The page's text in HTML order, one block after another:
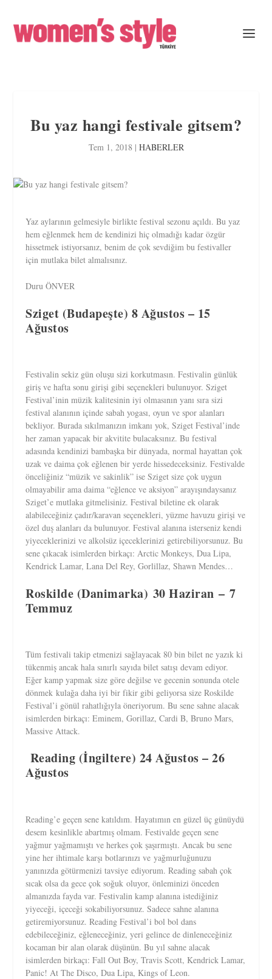
Bu yaz hangi festivale gitsem?
Tem 1, 2018| HABERLER
Yaz aylarının gelmesiyle birlikte festival sezonu açıldı. Bu yaz
hem eğlenmek hem de kendinizi hiç olmadığı kadar özgür
hissetmek istiyorsanız, benim de çok sevdiğim bu festivaller
için mutlaka bilet almalısınız.
Duru ÖNVER
Sziget (Budapeşte) 8 Ağustos – 15
Ağustos
Festivalin sekiz gün oluşu sizi korkutmasın. Festivalin günlük
giriş ve hafta sonu girişi gibi seçenekleri bulunuyor. Sziget
Festival’inin müzik kalitesinin iyi olmasının yanı sıra sizi
festival alanının içinde sabah yogası, oyun ve spor alanları
bekliyor. Burada sıkılmanızın imkanı yok, Sziget Festival’inde
her zaman yapacak bir akvitite bulacaksınız. Bu festival
adasında kendinizi bambaşka bir dünyada, normal hayattan çok
uzak ve daima çok eğlenen bir yerde hissedeceksiniz. Festivalde
önceliğiniz “müzik ve sakinlik” ise Sziget size çok uygun
olmayabilir ama daima “eğlence ve aksiyon” arayışındaysanız
Sziget’e mutlaka gitmelisiniz. Festival biletine ek olarak
alabileceğiniz çadır/karavan seçenekleri, yüzme havuzu girişi ve
özel duş alanları da bulunuyor. Festival alanına isterseniz kendi
yiyeceklerinizi ve alkolsüz içeceklerinizi getirebiliyorsunuz. Bu
sene çıkacak isimlerden birkaçı: Arctic Monkeys, Dua Lipa,
Kendrick Lamar, Lana Del Rey, Gorlillaz, Shawn Mendes…
Roskilde (Danimarka) 30 Haziran – 7
Temmuz
Tüm festivali takip etmenizi sağlayacak 80 bin bilet ne yazık ki
tükenmiş ancak hala sınırlı sayıda bilet satışı devam ediyor.
Eğer kamp yapmak size göre değilse ve gecenin sonunda otele
dönmek kulağa daha iyi bir fikir gibi geliyorsa size Roskilde
Festival’i gönül rahatlığıyla öneriyorum. Bu sene sahne alacak
isimlerden birkaçı: Eminem, Gorillaz, Cardi B, Bruno Mars,
Massive Attack.
Reading (İngiltere) 24 Ağustos – 26
Ağustos
Reading’e geçen sene katıldım. Hayatımın en güzel üç günüydü
desem kesinlikle abartmış olmam. Festivalde geçen sene
yağmur yağmamıştı ve herkes çok şaşırmıştı. Ancak bu sene
yine her ihtimale karşı botlarınızı ve yağmurluğunuzu
yanınızda götürmenizi tavsiye ediyorum. Reading sabah çok
sıcak olsa da gece çok soğuk oluyor, önleminizi önceden
almanızda fayda var. Festivalin kamp alanına istediğiniz
yiyeceği, içeceği sokabiliyorsunuz. Sadece sahne alanına
getiremiyorsunuz. Reading Festival’i bol bol dans
edebileceğiniz, eğleneceğiniz, yeri gelince de dinleneceğiniz
kocaman bir alan olarak düşünün. Bu yıl sahne alacak
isimlerden birkaçı: Fall Out Boy, Travis Scott, Kendrick Lamar,
Panic! At The Disco, Dua Lipa, Kings of Leon.